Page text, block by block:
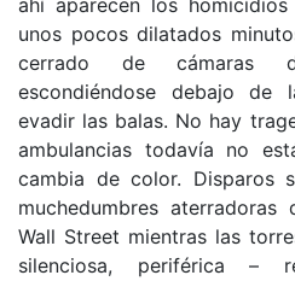
ahí aparecen los
unos pocos dilatados
cerrado de cámaras
escondiéndose debajo de
evadir las balas. No hay
ambulancias todavía no
cambia de color. Disparos
muchedumbres
Wall Street mientras las
silenciosa, periférica –